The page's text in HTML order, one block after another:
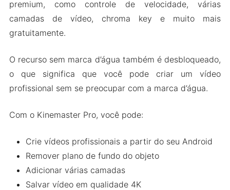
premium, como controle de velocidade, várias
camadas de vídeo, chroma key e muito mais
gratuitamente.
O recurso sem marca d’água também é desbloqueado,
o que significa que você pode criar um vídeo
profissional sem se preocupar com a marca d’água.
Com o Kinemaster Pro, você pode:
Crie vídeos profissionais a partir do seu Android
Remover plano de fundo do objeto
Adicionar várias camadas
Salvar vídeo em qualidade 4K